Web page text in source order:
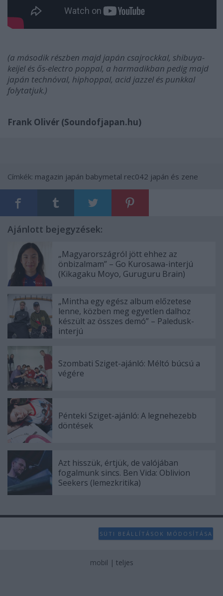
(a második részben majd japán csajrockkal, shibuya-
keijel és ős-electro poppal, a harmadikban pedig majd
japán technóval, hiphoppal, acid jazzel és punkkal
folytatjuk.)
Frank Olivér (Soundofjapan.hu)
Címkék: magazin japán babymetal rec042 japán és zene
Ajánlott bejegyzések:
„Magyarországról jött ehhez az
önbizalmam” – Go Kurosawa-interjú
(Kikagaku Moyo, Guruguru Brain)
„Mintha egy egész album előzetese
lenne, közben meg egyetlen dalhoz
készült az összes demó” – Paledusk-
interjú
Szombati Sziget-ajánló: Méltó búcsú a
végére
Pénteki Sziget-ajánló: A legnehezebb
döntések
Azt hisszük, értjük, de valójában
fogalmunk sincs. Ben Vida: Oblivion
Seekers (lemezkritika)
SÜTI BEÁLLÍTÁSOK MÓDOSÍTÁSA
mobil | teljes